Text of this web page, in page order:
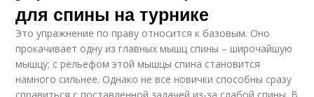
для спины на турнике
Это упражнение по праву относится к базовым. Оно
прокачивает одну из главных мышц спины – широчайшую
мышцу; с рельефом этой мышцы спина становится
намного сильнее. Однако не все новички способны сразу
справиться с поставленной задачей из-за слабой спины. В